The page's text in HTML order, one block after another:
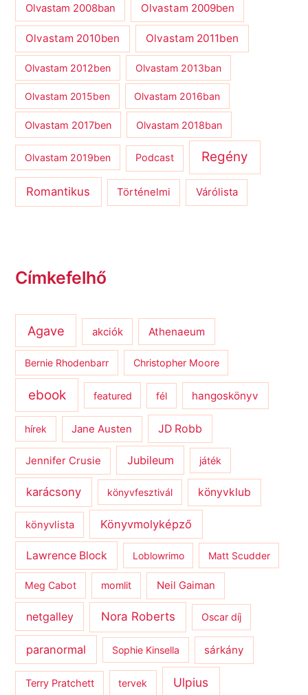
Olvastam 2008ban Olvastam 2009ben
Olvastam 2010ben Olvastam 2011ben
Olvastam 2012ben Olvastam 2013ban
Olvastam 2015ben Olvastam 2016ban
Olvastam 2017ben Olvastam 2018ban
Olvastam 2019ben Podcast Regény
Romantikus Történelmi Várólista
Címkefelhő
Agave akciók Athenaeum
Bernie Rhodenbarr Christopher Moore
ebook featured fél hangoskönyv
hírek Jane Austen JD Robb
Jennifer Crusie Jubileum játék
karácsony könyvfesztivál könyvklub
könyvlista Könyvmolyképző
Lawrence Block Loblowrimo Matt Scudder
Meg Cabot momlit Neil Gaiman
netgalley Nora Roberts Oscar díj
paranormal Sophie Kinsella sárkány
Terry Pratchett tervek Ulpius